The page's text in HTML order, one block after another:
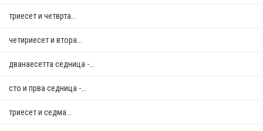
триесет и четврта...
четириесет и втора...
дванаесетта седница -...
сто и прва седница -...
триесет и седма...